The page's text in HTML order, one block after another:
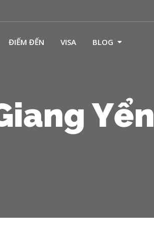
ĐIẾM ĐẾN VISA BLOG
Yển